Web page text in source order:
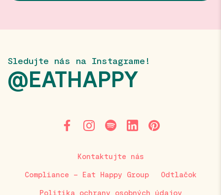
Sledujte nás na Instagrame!
@EATHAPPY
Kontaktujte nás
Compliance – Eat Happy Group Odtlačok
Politika ochrany osobných údajov